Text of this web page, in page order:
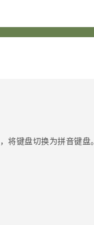
，将键盘切换为拼音键盘。